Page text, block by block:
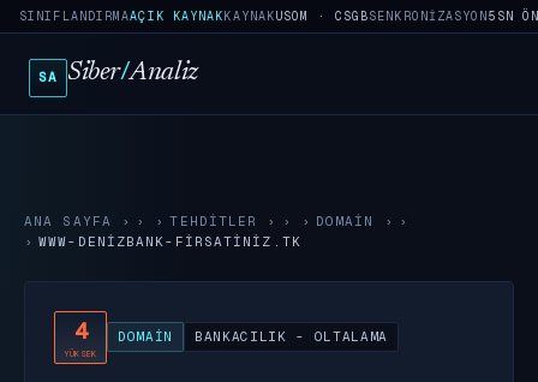
SINIFLANDIRMAAÇIK KAYNAKKAYNAKUSOM · CSGBSENKRONIZASYON5SN
SA Siber/Analiz
ANA SAYFA › TEHDITLER › DOMAIN
›
WWW-DENIZBANK-FIRSATINIZ.TK
4
YÜKSEK
DOMAIN BANKACILIK - OLTALAMA